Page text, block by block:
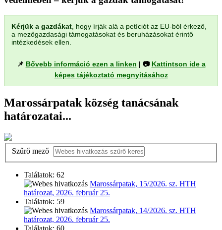
Kérjük a gazdákat , hogy írják alá a petíciót az EU-ból érkező,
a mezőgazdasági támogatásokat és beruházásokat érintő
intézkedések ellen.
📌 Bővebb információ ezen a linken | 📷 Kattintson ide a
képes tájékoztató megnyitásához
Marossárpatak község tanácsának
határozatai...
Szűrő mező
Találatok: 62
Marossárpatak, 15/2026. sz. HTH
határozat, 2026. február 25.
Találatok: 59
Marossárpatak, 14/2026. sz. HTH
határozat, 2026. február 25.